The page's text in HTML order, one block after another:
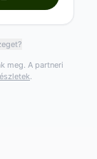
meg. A partneri